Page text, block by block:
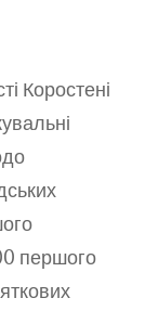
Коростені
першого